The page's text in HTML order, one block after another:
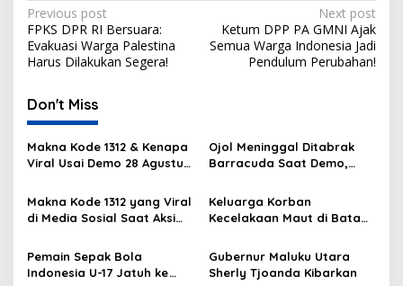
Post
navigation
Previous post
FPKS DPR RI Bersuara:
Evakuasi Warga Palestina
Harus Dilakukan Segera!
Next post
Ketum DPP PA GMNI Ajak
Semua Warga Indonesia Jadi
Pendulum Perubahan!
Don't Miss
Makna Kode 1312 & Kenapa
Viral Usai Demo 28 Agustus
Ojol Meninggal Ditabrak
Barracuda Saat Demo,
Berduka
Makna Kode 1312 yang Viral
di Media Sosial Saat Aksi
Keluarga Korban
Kecelakaan Maut di Batam
Pemain Sepak Bola
Indonesia U-17 Jatuh ke
Gubernur Maluku Utara
Sherly Tjoanda Kibarkan